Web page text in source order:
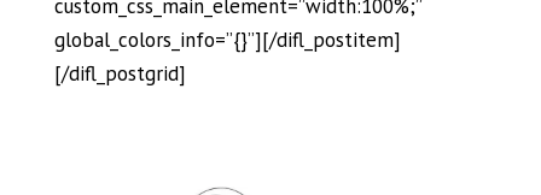
custom_css_main_element=”width:100%;”
global_colors_info=”{}”][/difl_postitem]
[/difl_postgrid]